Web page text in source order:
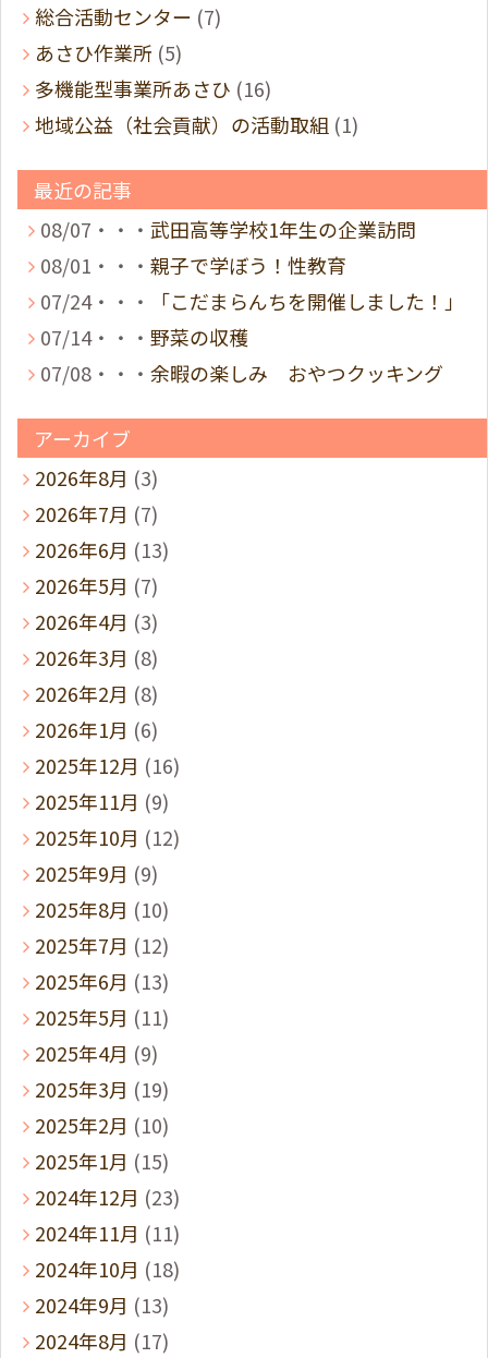
総合活動センター (7)
あさひ作業所 (5)
多機能型事業所あさひ (16)
地域公益（社会貢献）の活動取組 (1)
最近の記事
08/07・・・ 武田高等学校1年生の企業訪問
08/01・・・ 親子で学ぼう！性教育
07/24・・・
「こだまらんちを開催しました！」
07/14・・・ 野菜の収穫
07/08・・・ 余暇の楽しみ おやつクッキング
アーカイブ
2026年8月 (3)
2026年7月 (7)
2026年6月 (13)
2026年5月 (7)
2026年4月 (3)
2026年3月 (8)
2026年2月 (8)
2026年1月 (6)
2025年12月 (16)
2025年11月 (9)
2025年10月 (12)
2025年9月 (9)
2025年8月 (10)
2025年7月 (12)
2025年6月 (13)
2025年5月 (11)
2025年4月 (9)
2025年3月 (19)
2025年2月 (10)
2025年1月 (15)
2024年12月 (23)
2024年11月 (11)
2024年10月 (18)
2024年9月 (13)
2024年8月 (17)